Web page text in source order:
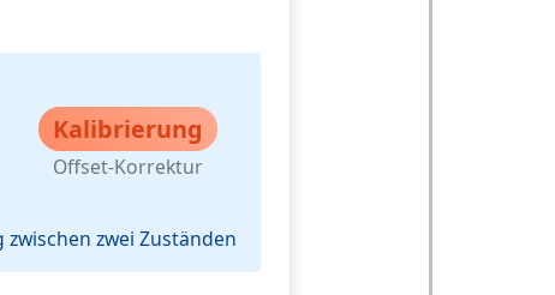
Kalibrierung
Offset-Korrektur
zwei Zuständen